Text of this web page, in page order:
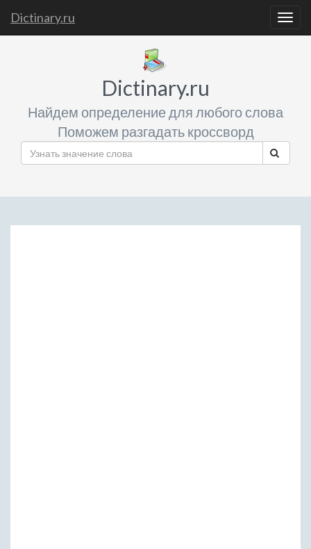
Dictinary.ru
Dictinary.ru
Найдем определение для любого слова
Поможем разгадать кроссворд